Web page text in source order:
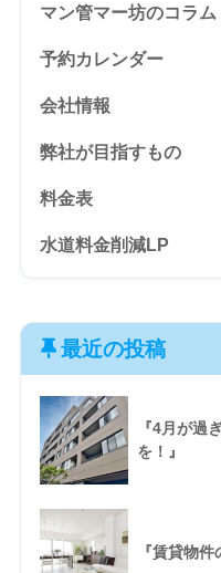
マン管マー坊のコラム
予約カレンダー
会社情報
弊社が目指すもの
料金表
水道料金削減LP
最近の投稿
『4月が過
を！』
『賃貸物